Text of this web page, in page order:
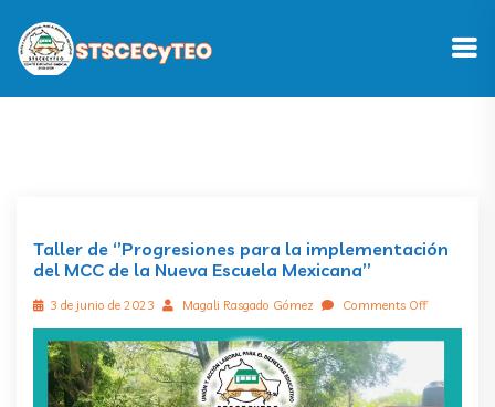
Taller de ‘’Progresiones para la implementación
del MCC de la Nueva Escuela Mexicana’’
3 de junio de 2023 Magali Rasgado Gómez Comments Off